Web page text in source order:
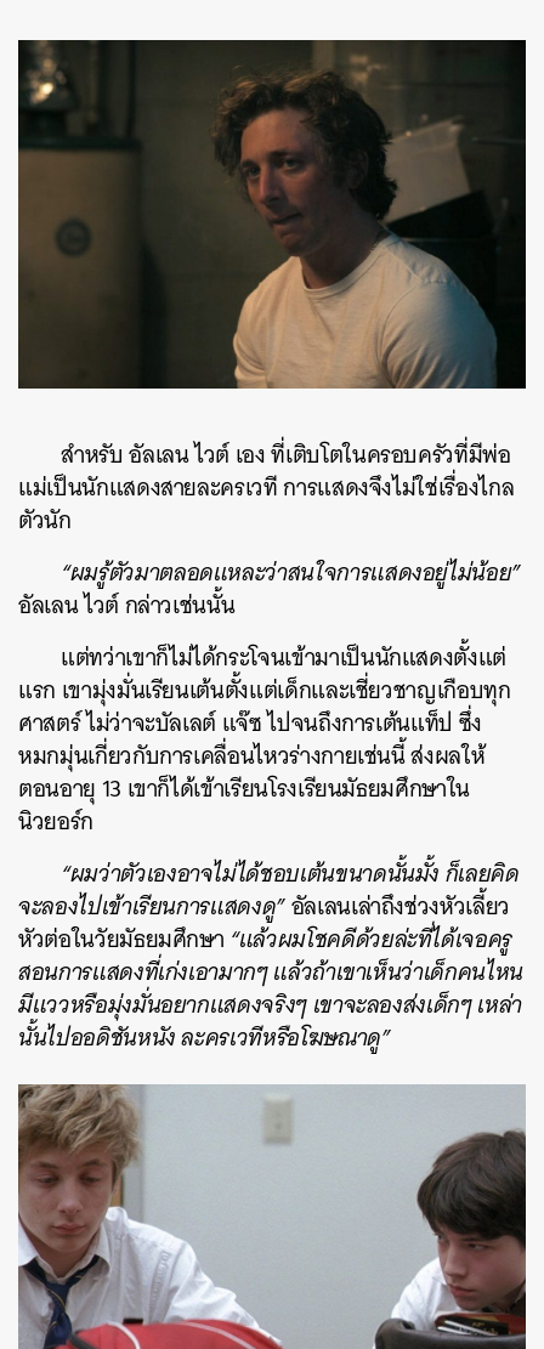
สำหรับ อัลเลน ไวต์ เอง ที่เติบโตในครอบครัวที่มีพ่อ
แม่เป็นนักแสดงสายละครเวที การแสดงจึงไม่ใช่เรื่องไกล
ตัวนัก
“ผมรู้ตัวมาตลอดแหละว่าสนใจการแสดงอยู่ไม่น้อย”
อัลเลน ไวต์ กล่าวเช่นนั้น
แต่ทว่าเขาก็ไม่ได้กระโจนเข้ามาเป็นนักแสดงตั้งแต่
แรก เขามุ่งมั่นเรียนเต้นตั้งแต่เด็กและเชี่ยวชาญเกือบทุก
ศาสตร์ ไม่ว่าจะบัลเลต์ แจ๊ซ ไปจนถึงการเต้นแท็ป ซึ่ง
หมกมุ่นเกี่ยวกับการเคลื่อนไหวร่างกายเช่นนี้ ส่งผลให้
ตอนอายุ 13 เขาก็ได้เข้าเรียนโรงเรียนมัธยมศึกษาใน
นิวยอร์ก
“ผมว่าตัวเองอาจไม่ได้ชอบเต้นขนาดนั้นมั้ง ก็เลยคิด
จะลองไปเข้าเรียนการแสดงดู”อัลเลนเล่าถึงช่วงหัวเลี้ยว
หัวต่อในวัยมัธยมศึกษา “แล้วผมโชคดีด้วยล่ะที่ได้เจอครู
สอนการแสดงที่เก่งเอามากๆ แล้วถ้าเขาเห็นว่าเด็กคนไหน
มีแววหรือมุ่งมั่นอยากแสดงจริงๆ เขาจะลองส่งเด็กๆ เหล่า
นั้นไปออดิชันหนัง ละครเวทีหรือโฆษณาดู”